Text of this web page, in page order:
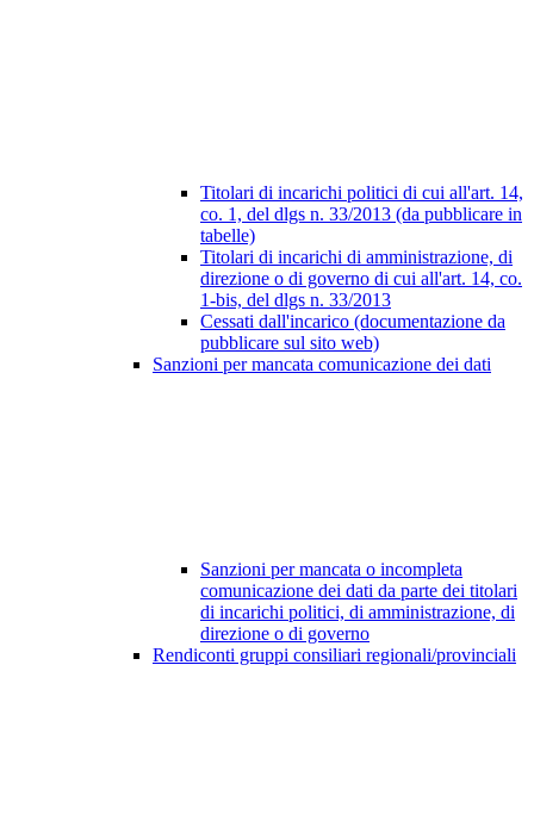
Titolari di incarichi politici di cui all'art. 14,
co. 1, del dlgs n. 33/2013 (da pubblicare in
tabelle)
Titolari di incarichi di amministrazione, di
direzione o di governo di cui all'art. 14, co.
1-bis, del dlgs n. 33/2013
Cessati dall'incarico (documentazione da
pubblicare sul sito web)
Sanzioni per mancata comunicazione dei dati
Sanzioni per mancata o incompleta
comunicazione dei dati da parte dei titolari
di incarichi politici, di amministrazione, di
direzione o di governo
Rendiconti gruppi consiliari regionali/provinciali